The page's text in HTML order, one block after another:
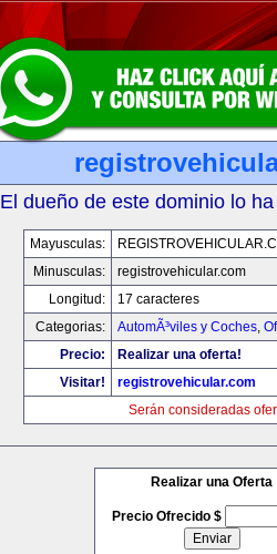
El dueño de este dominio lo
Mayusculas:
Minusculas:
registrovehicular.com
Longitud:
17 caracteres
Categorias:
AutomÃ³viles y Coches,
Precio:
Realizar una oferta!
Visitar!
registrovehicular.com
Serán consideradas
Realizar una Oferta
Precio Ofrecido $